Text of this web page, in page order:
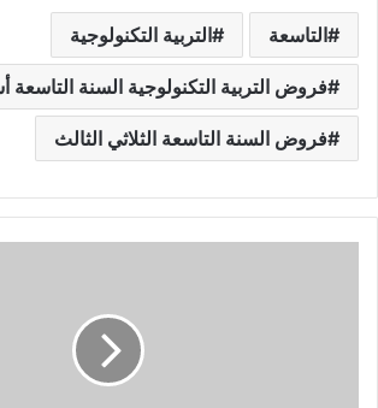
التاسعة التربية التكنولوجية
فروض التربية التكنولوجية السنة
فروض السنة التاسعة الثلاثي الثالث